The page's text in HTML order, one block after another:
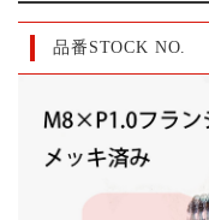
品番STOCK NO.